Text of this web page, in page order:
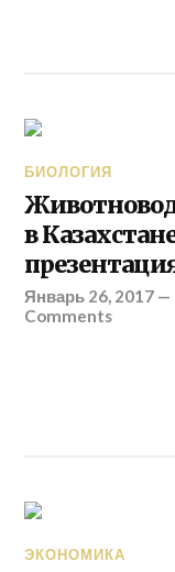
БИОЛОГИЯ
в
Январь 26, 2017 —
Comments
ЭКОНОМИКА